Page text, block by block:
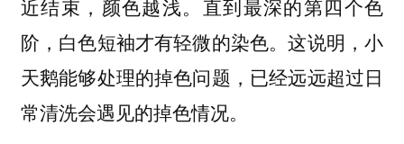
近结束，颜色越浅。直到最深的第四个色
阶，白色短袖才有轻微的染色。这说明，小
天鹅能够处理的掉色问题，已经远远超过日
常清洗会遇见的掉色情况。